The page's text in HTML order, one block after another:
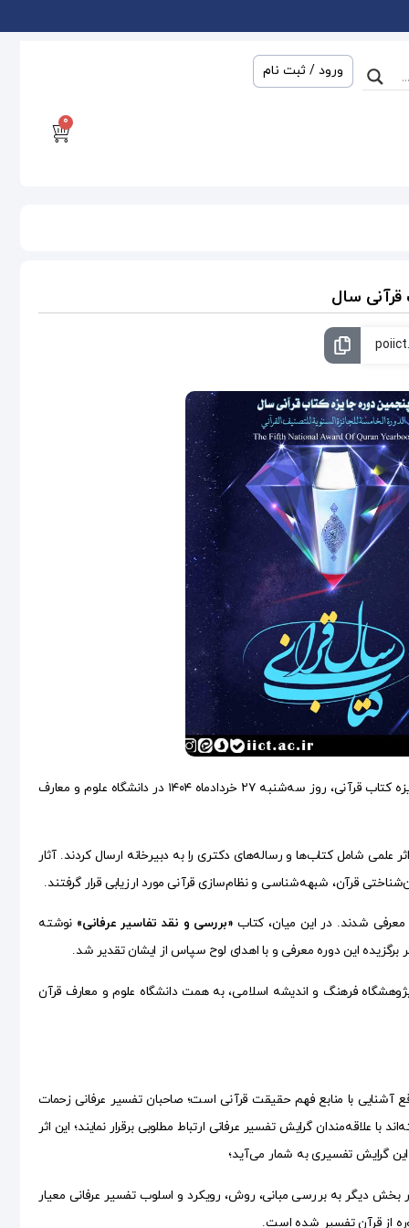
ورود / ثبت نام
0
قرآنی سال
، آیین اختتامیه پنجمین دوره جایزه کتاب قرآنی، روز سه‌شنبه ۲۷ خردادماه ۱۴۰۴ در دانشگاه علوم و معارف
دوره از جایزه، بیش از ۲۰۰ نویسنده از مراکز حوزوی و دانشگاهی سراسر کشور، حدود ۱۷۰ اثر علمی شامل کتاب‌ها و رساله‌های دکتری را به دبیرخانه ارسال کردند. آثار
قرآن، شبهه‌شناسی و نظام‌سازی قرآنی مورد ارزیابی قرار گرفتند.
شدند. در این میان، کتاب«بررسی و نقد تفاسیر عرفانی» نوشته
برگزیده این دوره معرفی و با اهدای لوح سپاس از ایشان تقدیر شد.
پژوهشی و دانشگاهی، از جمله پژوهشگاه فرهنگ و اندیشه اسلامی، به همت دانشگاه علوم و معارف قرآن
آشنایی با منابع فهم حقیقت قرآنی است؛ صاحبان تفسیر عرفانی زحمات
علاقه‌مندان گرایش تفسیر عرفانی ارتباط مطلوبی برقرار نمایند؛ این اثر
گرایش تفسیری به شمار می‌آید؛
دیگر به بررسی مبانی، روش، رویکرد و اسلوب تفسیر عرفانی معیار
از قرآن تفسیر شده است.